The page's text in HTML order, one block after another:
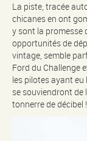
La piste, tracée
chicanes en ont
y sont la promesse
opportunités de
vintage, semble
Ford du Challenge
les pilotes ayant eu
se souviendront de
tonnerre de décibel !